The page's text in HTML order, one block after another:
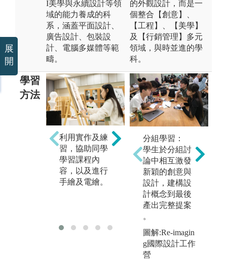
I美學與永續設計等領
域的能力養成的科
系，涵蓋平面設計、
廣告設計、包裝設
計、電腦多媒體等範
疇。
的外觀設計，而是一
個整合【創意】、
【工程】、【美學】
及【行銷管理】多元
領域，與時並進的學
科。
學習
方法
利用實作及練
習，協助同學
學習課程內
容，以及進行
手繪及電繪。
成果展示：以
展覽形式發表
作品，並由教
師進行評圖。
分組學習：
學生於分組討
論中相互激發
新穎的創意與
設計，建構設
計概念到最後
產出完整提案
。
圖解:Re-imagin
g國際設計工作
營
展
開